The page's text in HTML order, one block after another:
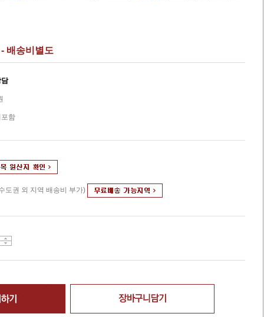
배송비별도
함
도권 외 지역 배송비 부가)